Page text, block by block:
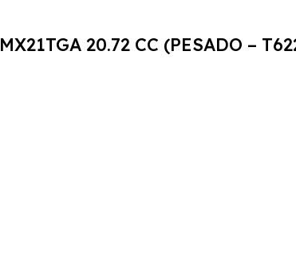
20.72 CC (PESADO –